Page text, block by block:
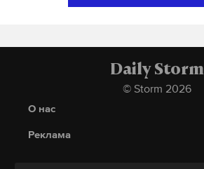
Макс
Daily Storm
© Storm 2026
О нас
Реклама